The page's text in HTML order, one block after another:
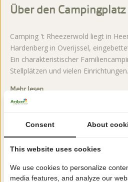
Über den Campingplatz
Camping 't Rheezerwold liegt in
Hardenberg in Overijssel,
Ein charakteristischer
Stellplätzen und vielen Einrichtungen.
Mehr lesen
Jetzt buchen!
zu ändern oder zu stornieren.
Consent About
This website uses cookies
We use cookies to personalize
media features, and analyze our